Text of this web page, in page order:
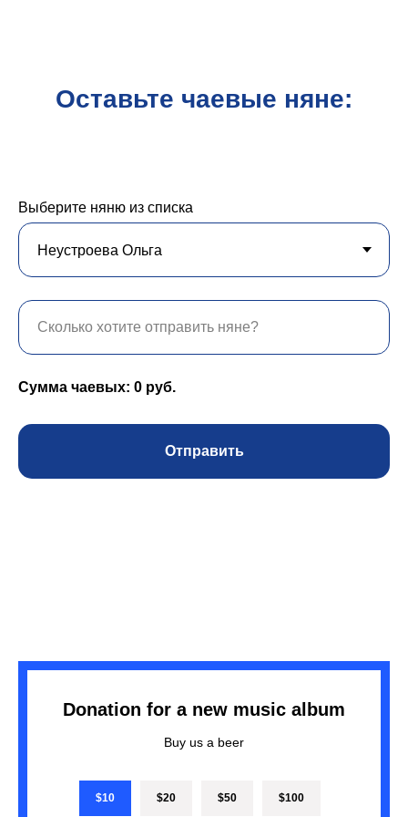
Оставьте чаевые няне:
Выберите няню из списка
Сумма чаевых: 0 руб.
Отправить
Donation for a new music album
Buy us a beer
$10 $20 $50 $100